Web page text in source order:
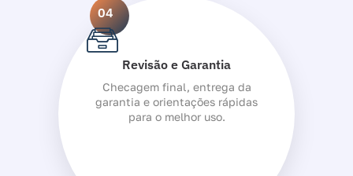
04
Revisão e Garantia
Checagem final, entrega da
garantia e orientações rápidas
para o melhor uso.